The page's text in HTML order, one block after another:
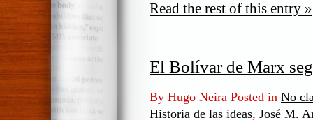
Read the rest of this entry »
El Bolívar de Marx
By Hugo Neira Posted in No
Historia de las ideas, José M.